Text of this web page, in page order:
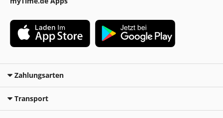
Zahlungsarten
Transport